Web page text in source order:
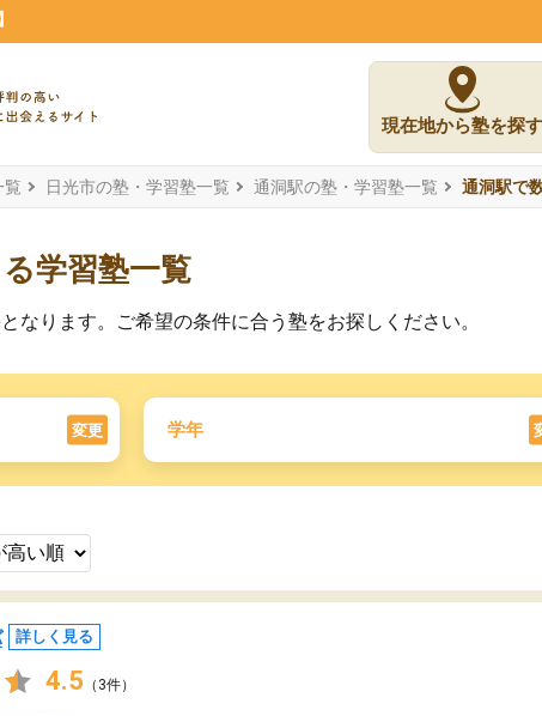
現在地から塾を探す
覧 日光市の塾・学習塾一覧 通洞駅の塾・学習塾一覧 通洞駅で
学習塾一覧
なります。ご希望の条件に合う塾をお探しください。
変更 学年
詳しく見る
4.5 （3件）